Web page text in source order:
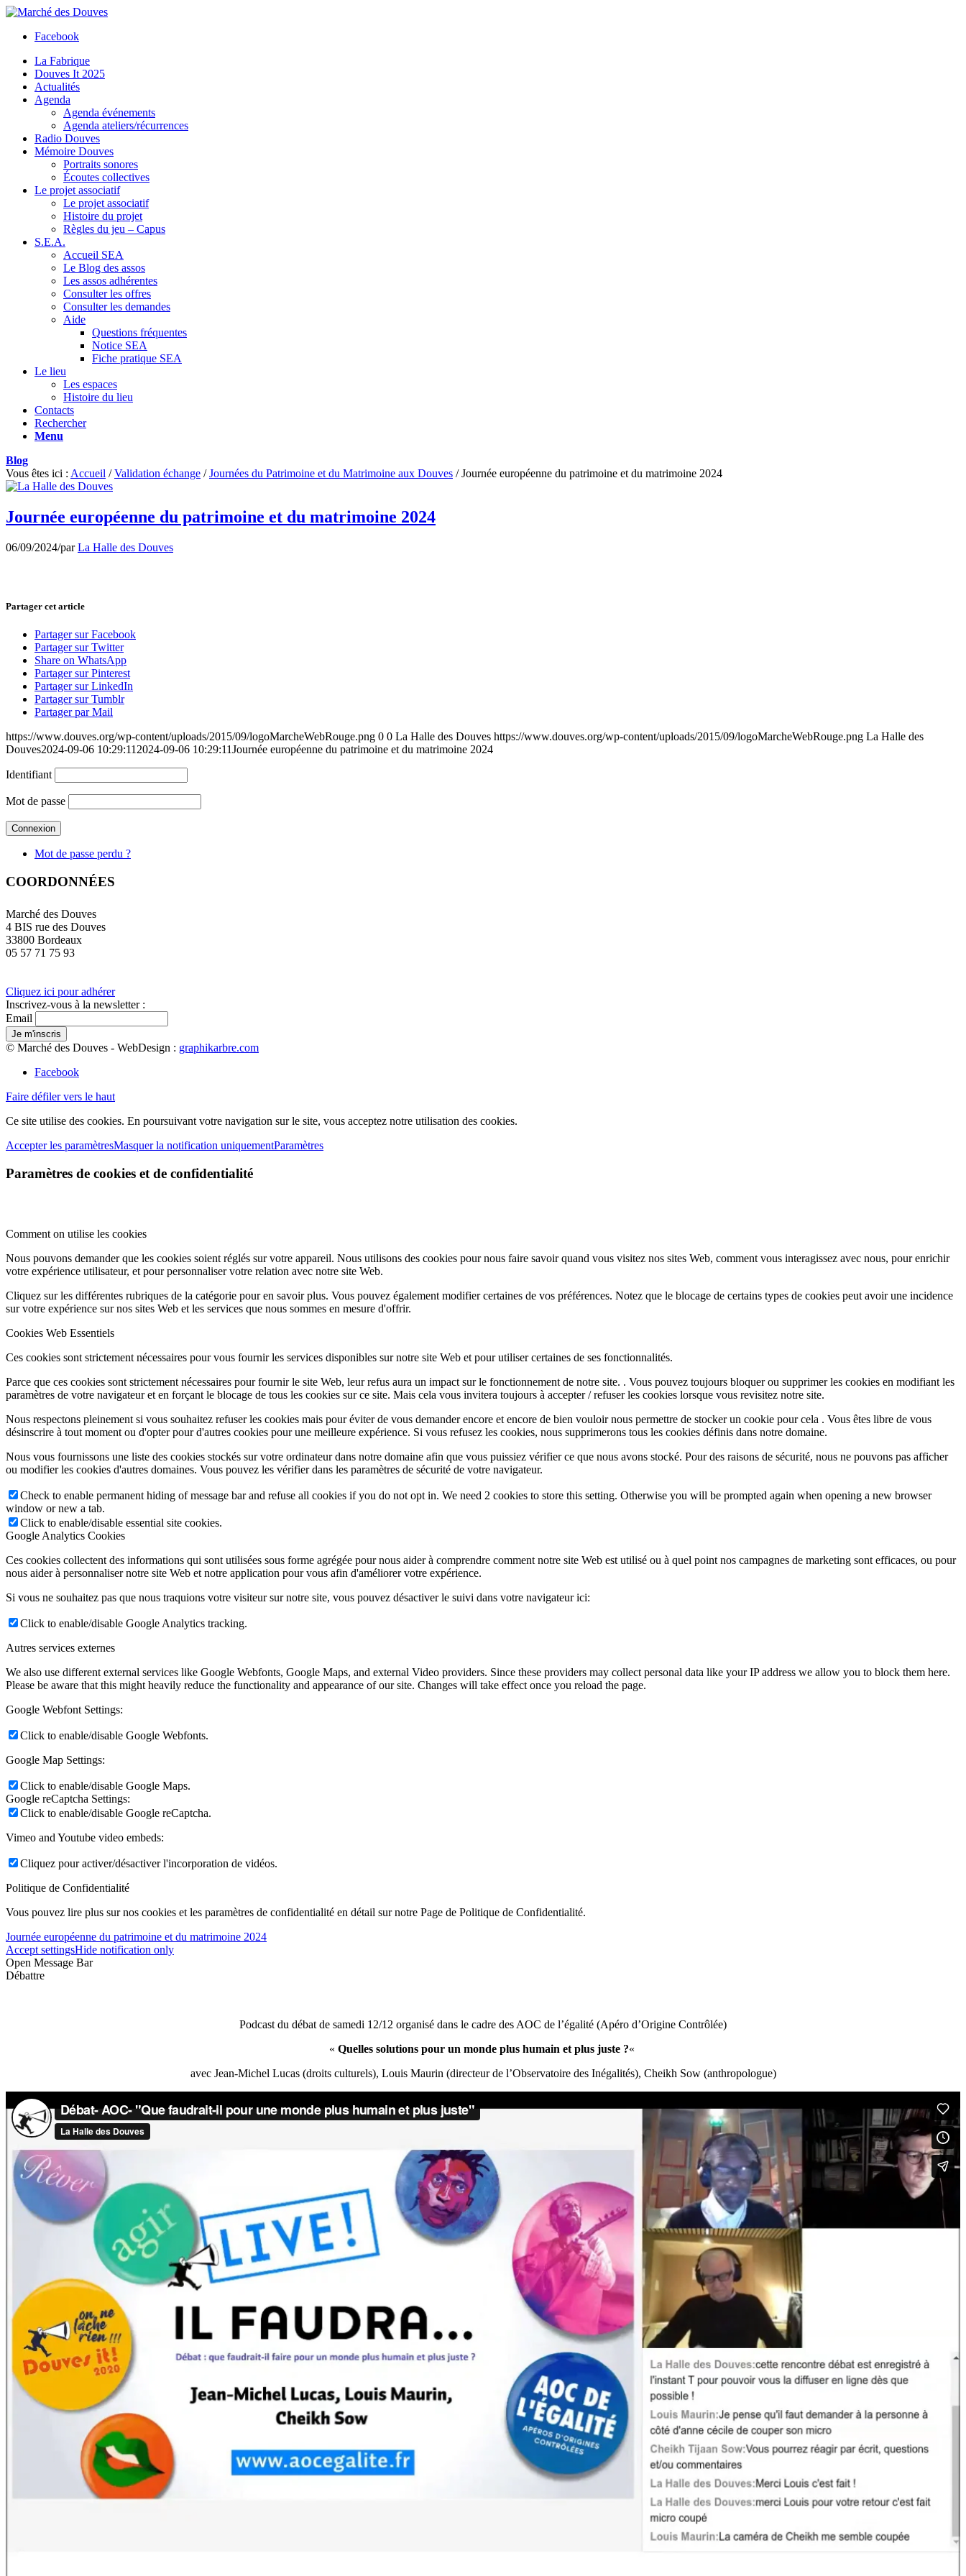
Facebook
La Fabrique
Douves It 2025
Actualités
Agenda
Agenda événements
Agenda ateliers/récurrences
Radio Douves
Mémoire Douves
Portraits sonores
Écoutes collectives
Le projet associatif
Le projet associatif
Histoire du projet
Règles du jeu – Capus
S.E.A.
Accueil SEA
Le Blog des assos
Les assos adhérentes
Consulter les offres
Consulter les demandes
Aide
Questions fréquentes
Notice SEA
Fiche pratique SEA
Le lieu
Les espaces
Histoire du lieu
Contacts
Rechercher
Menu
Blog
Vous êtes ici : Accueil / Validation échange / Journées du Patrimoine et du Matrimoine aux Douves / Journée européenne du patrimoine et du matrimoine 2024
Journée européenne du patrimoine et du matrimoine 2024
06/09/2024/parLa Halle des Douves
Partager cet article
Partager sur Facebook
Partager sur Twitter
Share on WhatsApp
Partager sur Pinterest
Partager sur LinkedIn
Partager sur Tumblr
Partager par Mail
https://www.douves.org/wp-content/uploads/2015/09/logoMarcheWebRouge.png 0 0 La Halle des Douves https://www.douves.org/wp-content/uploads/2015/09/logoMarcheWebRouge.png La Halle des
Douves2024-09-06 10:29:11 2024-09-06 10:29:11Journée européenne du patrimoine et du matrimoine 2024
Identifiant
Mot de passe
Mot de passe perdu ?
COORDONNÉES
Marché des Douves
4 BIS rue des Douves
33800 Bordeaux
05 57 71 75 93
Cliquez ici pour adhérer
Inscrivez-vous à la newsletter :
Email
© Marché des Douves - WebDesign : graphikarbre.com
Facebook
Faire défiler vers le haut
Ce site utilise des cookies. En poursuivant votre navigation sur le site, vous acceptez notre utilisation des cookies.
Accepter les paramètresMasquer la notification uniquementParamètres
Paramètres de cookies et de confidentialité
Comment on utilise les cookies
Nous pouvons demander que les cookies soient réglés sur votre appareil. Nous utilisons des cookies pour nous faire savoir quand vous visitez nos sites Web, comment vous interagissez avec nous, pour enrichir
votre expérience utilisateur, et pour personnaliser votre relation avec notre site Web.
Cliquez sur les différentes rubriques de la catégorie pour en savoir plus. Vous pouvez également modifier certaines de vos préférences. Notez que le blocage de certains types de cookies peut avoir une incidence
sur votre expérience sur nos sites Web et les services que nous sommes en mesure d'offrir.
Cookies Web Essentiels
Ces cookies sont strictement nécessaires pour vous fournir les services disponibles sur notre site Web et pour utiliser certaines de ses fonctionnalités.
Parce que ces cookies sont strictement nécessaires pour fournir le site Web, leur refus aura un impact sur le fonctionnement de notre site. . Vous pouvez toujours bloquer ou supprimer les cookies en modifiant les
paramètres de votre navigateur et en forçant le blocage de tous les cookies sur ce site. Mais cela vous invitera toujours à accepter / refuser les cookies lorsque vous revisitez notre site.
Nous respectons pleinement si vous souhaitez refuser les cookies mais pour éviter de vous demander encore et encore de bien vouloir nous permettre de stocker un cookie pour cela . Vous êtes libre de vous
désinscrire à tout moment ou d'opter pour d'autres cookies pour une meilleure expérience. Si vous refusez les cookies, nous supprimerons tous les cookies définis dans notre domaine.
Nous vous fournissons une liste des cookies stockés sur votre ordinateur dans notre domaine afin que vous puissiez vérifier ce que nous avons stocké. Pour des raisons de sécurité, nous ne pouvons pas afficher
ou modifier les cookies d'autres domaines. Vous pouvez les vérifier dans les paramètres de sécurité de votre navigateur.
Check to enable permanent hiding of message bar and refuse all cookies if you do not opt in. We need 2 cookies to store this setting. Otherwise you will be prompted again when opening a new browser
window or new a tab.
Click to enable/disable essential site cookies.
Google Analytics Cookies
Ces cookies collectent des informations qui sont utilisées sous forme agrégée pour nous aider à comprendre comment notre site Web est utilisé ou à quel point nos campagnes de marketing sont efficaces, ou pour
nous aider à personnaliser notre site Web et notre application pour vous afin d'améliorer votre expérience.
Si vous ne souhaitez pas que nous traquions votre visiteur sur notre site, vous pouvez désactiver le suivi dans votre navigateur ici:
Click to enable/disable Google Analytics tracking.
Autres services externes
We also use different external services like Google Webfonts, Google Maps, and external Video providers. Since these providers may collect personal data like your IP address we allow you to block them here.
Please be aware that this might heavily reduce the functionality and appearance of our site. Changes will take effect once you reload the page.
Google Webfont Settings:
Click to enable/disable Google Webfonts.
Google Map Settings:
Click to enable/disable Google Maps.
Google reCaptcha Settings:
Click to enable/disable Google reCaptcha.
Vimeo and Youtube video embeds:
Cliquez pour activer/désactiver l'incorporation de vidéos.
Politique de Confidentialité
Vous pouvez lire plus sur nos cookies et les paramètres de confidentialité en détail sur notre Page de Politique de Confidentialité.
Journée européenne du patrimoine et du matrimoine 2024
Accept settingsHide notification only
Open Message Bar
Débattre
Podcast du débat de samedi 12/12 organisé dans le cadre des AOC de l’égalité (Apéro d’Origine Contrôlée)
« Quelles solutions pour un monde plus humain et plus juste ?«
avec Jean-Michel Lucas (droits culturels), Louis Maurin (directeur de l’Observatoire des Inégalités), Cheikh Sow (anthropologue)